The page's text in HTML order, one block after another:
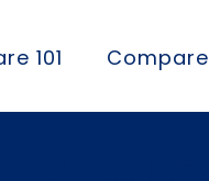
101 Compare